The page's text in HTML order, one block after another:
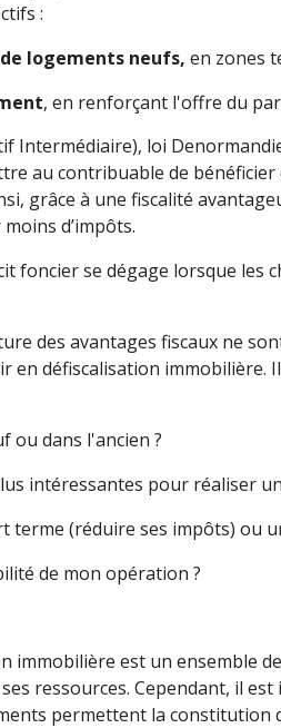
:
logements neufs, en zones
, en renforçant l'offre du
Intermédiaire), loi
au contribuable de
grâce à une fiscalité
d’impôts.
foncier se dégage lorsque les
des avantages fiscaux ne
en défiscalisation
ou dans l'ancien ?
intéressantes pour réaliser
terme (réduire ses impôts)
de mon opération ?
immobilière est un ensemble
ressources. Cependant, il
permettent la constitution